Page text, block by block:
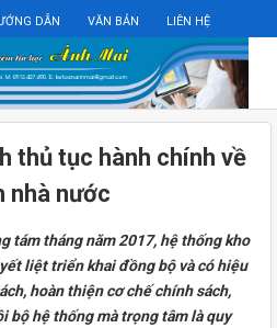
Đăng ký Đăng nhập
DẪN VĂN BẢN LIÊN HỆ
thủ tục hành chính về
nhà nước
tám tháng năm 2017, hệ thống kho
liệt triển khai đồng bộ và có hiệu
hoàn thiện cơ chế chính sách,
bộ hệ thống mà trọng tâm là quy